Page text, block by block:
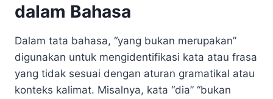
dalam Bahasa
Dalam tata bahasa, “yang bukan merupakan”
digunakan untuk mengidentifikasi kata atau frasa
yang tidak sesuai dengan aturan gramatikal atau
konteks kalimat. Misalnya, kata “dia” “bukan